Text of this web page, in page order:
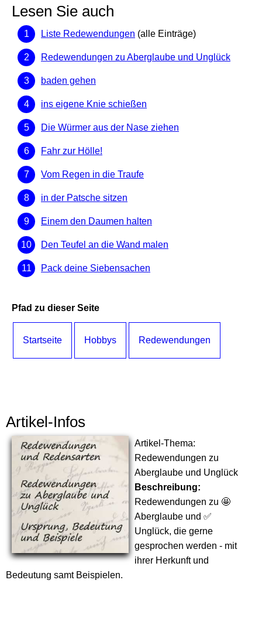
Lesen Sie auch
Liste Redewendungen (alle Einträge)
Redewendungen zu Aberglaube und Unglück
baden gehen
ins eigene Knie schießen
Die Würmer aus der Nase ziehen
Fahr zur Hölle!
Vom Regen in die Traufe
in der Patsche sitzen
Einem den Daumen halten
Den Teufel an die Wand malen
Pack deine Siebensachen
Pfad zu dieser Seite
Startseite Hobbys Redewendungen
Artikel-Infos
Artikel-Thema:
Redewendungen zu
Aberglaube und Unglück
Beschreibung:
Redewendungen zu 🤩
Aberglaube und ✅
Unglück, die gerne
gesprochen werden - mit
ihrer Herkunft und
Bedeutung samt Beispielen.